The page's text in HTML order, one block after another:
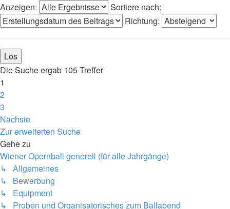
Anzeigen:
Sortiere nach:
Richtung:
Die Suche ergab 105 Treffer
1
2
3
Nächste
Zur erweiterten Suche
Gehe zu
Wiener Opernball generell (für alle Jahrgänge)
↳ Allgemeines
↳ Bewerbung
↳ Equipment
↳ Proben und Organisatorisches zum Ballabend